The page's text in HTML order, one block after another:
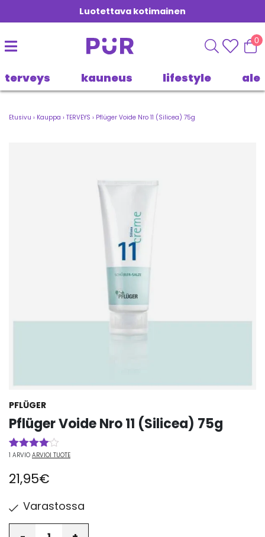
Luotettava kotimainen
0
terveys kauneus lifestyle ale
Etusivu › Kauppa › TERVEYS › Pflüger Voide Nro 11 (Silicea) 75g
PFLÜGER
Pflüger Voide Nro 11 (Silicea) 75g
Arvio
5:stä
perustuen
1
arvotukseen.
1 ARVIO ARVIOI TUOTE
21,95€
Varastossa